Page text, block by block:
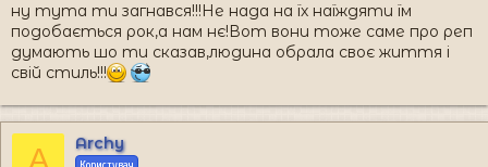
ну тута ти загнався!!!Не нада на їх наїждяти їм
подобається рок,а нам нє!Вот вони тоже саме про реп
думають шо ти сказав,людина обрала своє життя і
свій стиль!!!
A Archy